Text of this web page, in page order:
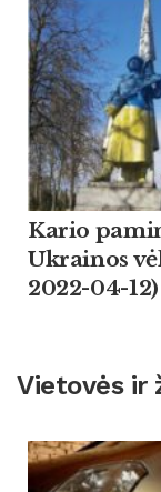
Kario
Ukrainos
2022-04-12)
Vietovės ir